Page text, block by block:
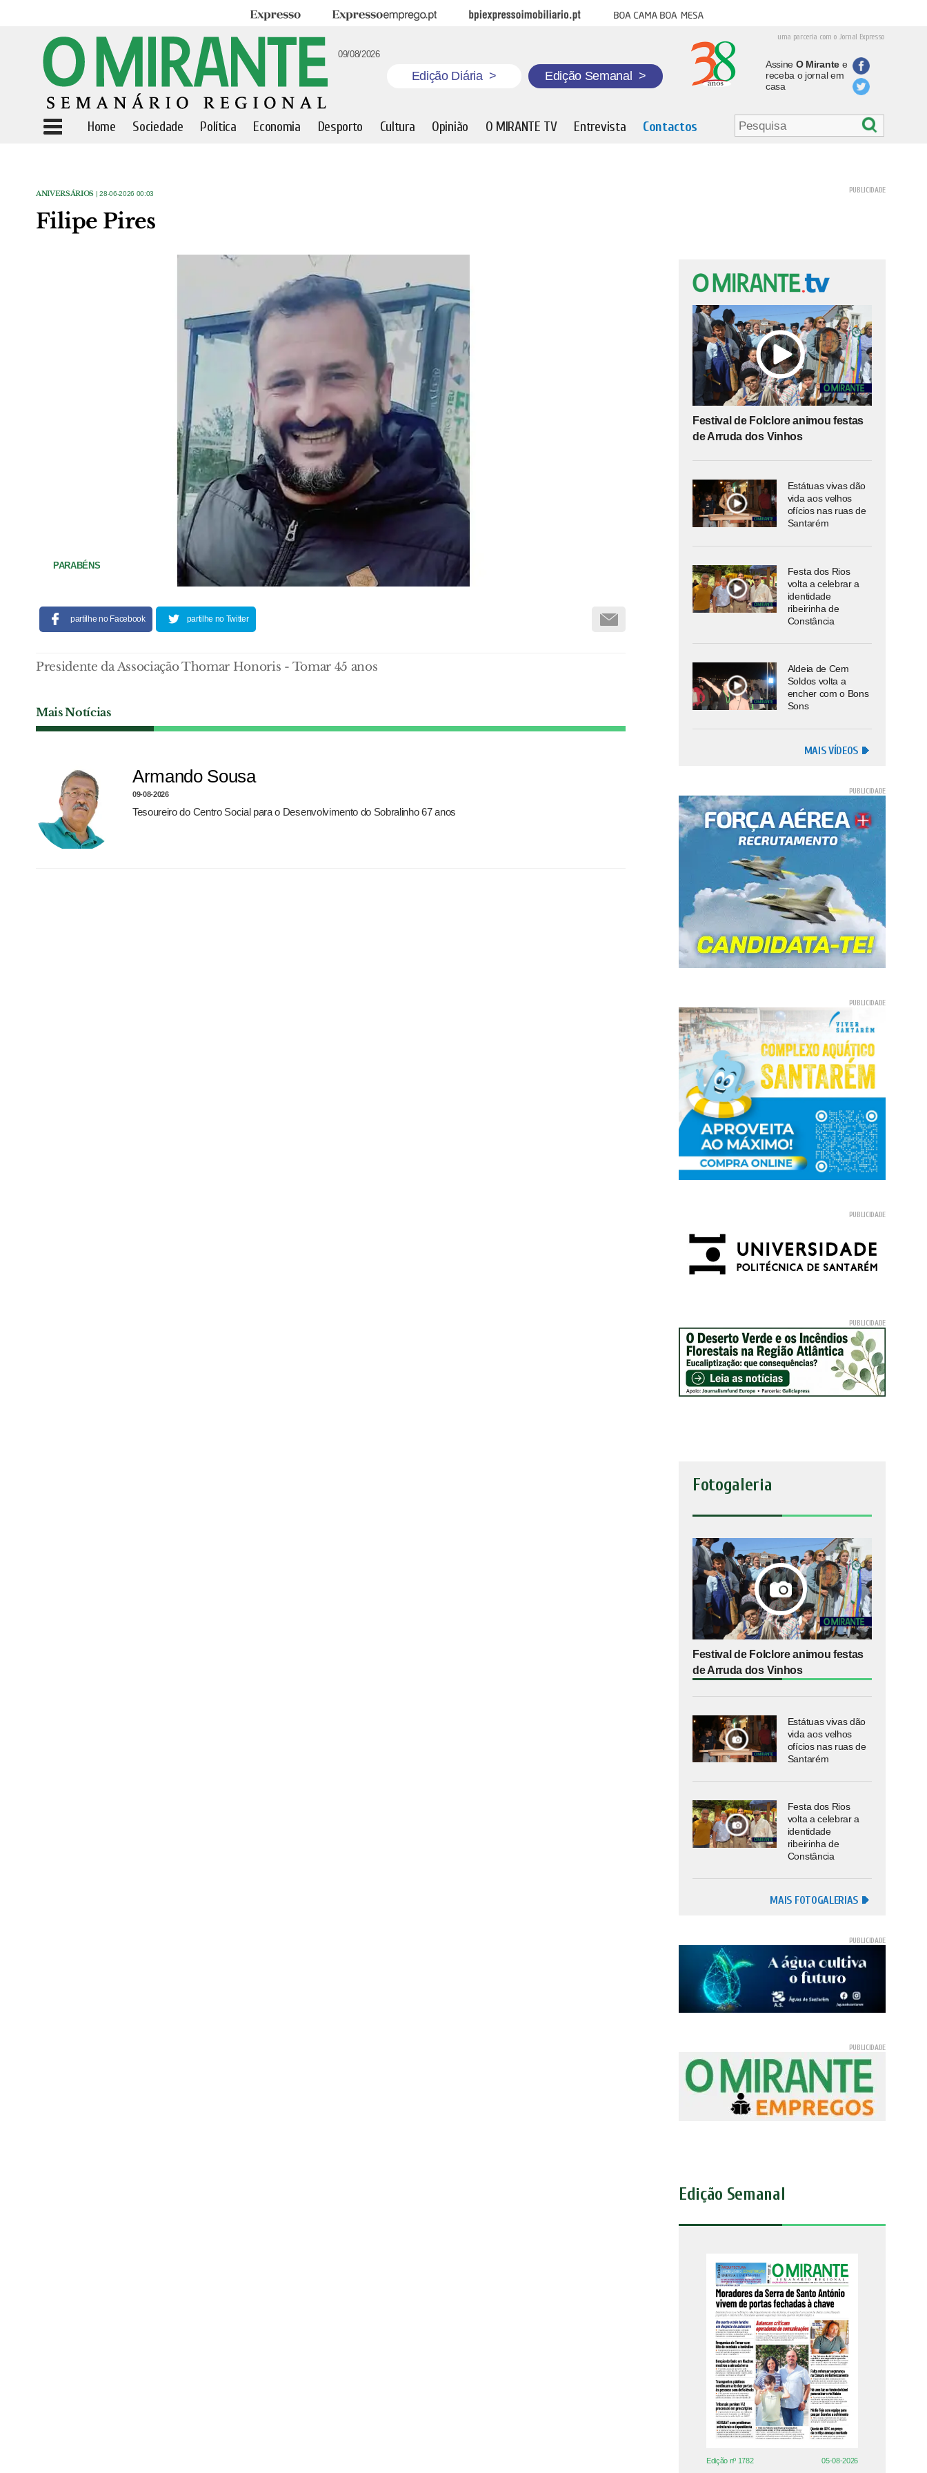
Expresso Expresso Emprego BPI Expresso Imobiliário Boa cama boa mesa
uma parceria com o Jornal Expresso
09/08/2026
Edição Diária > Edição Semanal >
Assine O Mirantee
receba o jornal em
casa
Home Sociedade Política Economia Desporto Cultura Opinião O MIRANTE TV Entrevista Contactos
ANIVERSÁRIOS | 28-06-2026 00:03
Filipe Pires
PARABÉNS
partilhe no Facebook partilhe no Twitter
Presidente da Associação Thomar Honoris - Tomar 45 anos
Mais Notícias
Armando Sousa
09-08-2026
Tesoureiro do Centro Social para o Desenvolvimento do Sobralinho 67 anos
Festival de Folclore animou festas
de Arruda dos Vinhos
Estátuas vivas dão
vida aos velhos
ofícios nas ruas de
Santarém
Festa dos Rios
volta a celebrar a
identidade
ribeirinha de
Constância
Aldeia de Cem
Soldos volta a
encher com o Bons
Sons
MAIS VÍDEOS
Fotogaleria
Festival de Folclore animou festas
de Arruda dos Vinhos
Estátuas vivas dão
vida aos velhos
ofícios nas ruas de
Santarém
Festa dos Rios
volta a celebrar a
identidade
ribeirinha de
Constância
MAIS FOTOGALERIAS
Edição Semanal
Edição nº 1782 05-08-2026